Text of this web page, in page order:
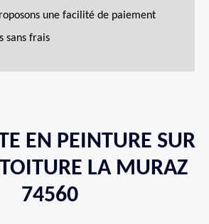
une facilité de paiement
sans frais
EN PEINTURE SUR
LA MURAZ
74560